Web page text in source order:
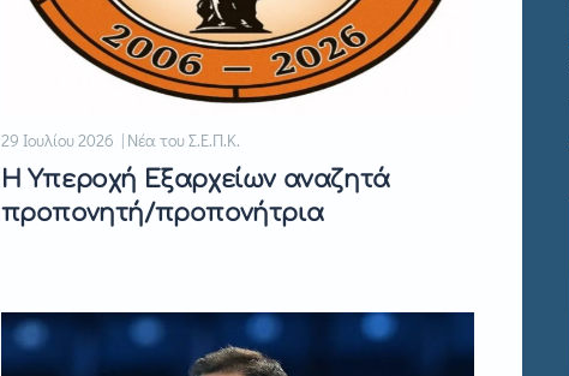
29 Ιουλίου 2026 | Νέα του Σ.Ε.Π.Κ.
Η Υπεροχή Εξαρχείων αναζητά
προπονητή/προπονήτρια